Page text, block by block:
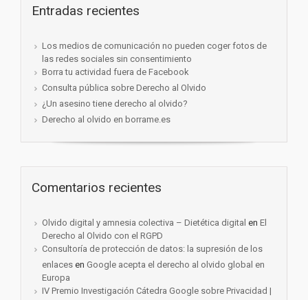
Entradas recientes
Los medios de comunicación no pueden coger fotos de
las redes sociales sin consentimiento
Borra tu actividad fuera de Facebook
Consulta pública sobre Derecho al Olvido
¿Un asesino tiene derecho al olvido?
Derecho al olvido en borrame.es
Comentarios recientes
Olvido digital y amnesia colectiva – Dietética digital en El
Derecho al Olvido con el RGPD
Consultoría de protección de datos: la supresión de los
enlaces en Google acepta el derecho al olvido global en
Europa
IV Premio Investigación Cátedra Google sobre Privacidad |